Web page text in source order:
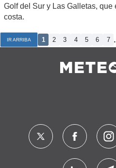
Golf del Sur y Las Galletas,
costa.
IR ARRIBA 1 2 3 4 5 6 7